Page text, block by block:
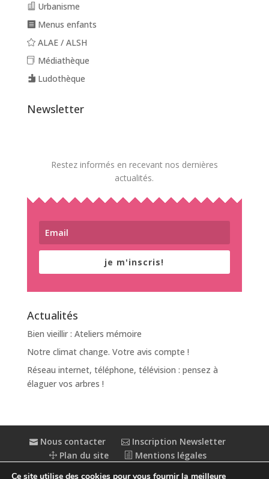
Urbanisme
Menus enfants
ALAE / ALSH
Médiathèque
Ludothèque
Newsletter
Restez informés en recevant nos dernières
actualités.
je m'inscris!
Actualités
Bien vieillir : Ateliers mémoire
Notre climat change. Votre avis compte !
Réseau internet, téléphone, télévision : pensez à
élaguer vos arbres !
Nous contacter
Inscription Newsletter
Plan du site
Mentions légales
Ce site utilise des cookies pour vous fournir la meilleure